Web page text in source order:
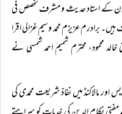
ٹاؤن کے استاد حدیث و مشرف تخصص فی
برادرم عزیزم محمد وسیم غزالی اقرا
محمود، محترم شمیم احمد شمسی نے
مالاکنڈ میں نفاذ شریعت محمدی کی